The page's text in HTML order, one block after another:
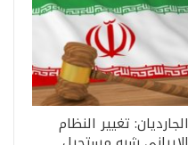
الجارديان: تغيير النظام